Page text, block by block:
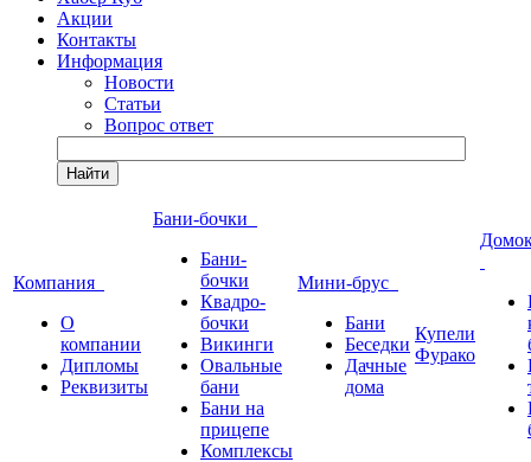
Акции
Контакты
Информация
Новости
Статьи
Вопрос ответ
Найти
Компания
О
компании
Дипломы
Реквизиты
Бани-бочки
Бани-
бочки
Квадро-
бочки
Викинги
Овальные
бани
Бани на
прицепе
Комплексы
Мини-брус
Бани
Беседки
Дачные
дома
Купели
Фурако